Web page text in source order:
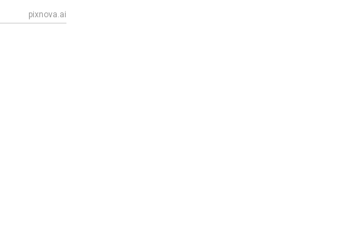
pixnova.ai